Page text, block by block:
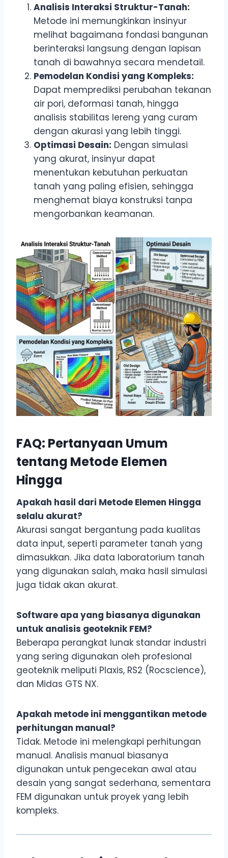
Analisis Interaksi Struktur-Tanah:
Metode ini memungkinkan insinyur
melihat bagaimana fondasi bangunan
berinteraksi langsung dengan lapisan
tanah di bawahnya secara mendetail.
Pemodelan Kondisi yang Kompleks:
Dapat memprediksi perubahan tekanan
air pori, deformasi tanah, hingga
analisis stabilitas lereng yang curam
dengan akurasi yang lebih tinggi.
Optimasi Desain: Dengan simulasi
yang akurat, insinyur dapat
menentukan kebutuhan perkuatan
tanah yang paling efisien, sehingga
menghemat biaya konstruksi tanpa
mengorbankan keamanan.
FAQ: Pertanyaan Umum
tentang Metode Elemen
Hingga
Apakah hasil dari Metode Elemen Hingga
selalu akurat?
Akurasi sangat bergantung pada kualitas
data input, seperti parameter tanah yang
dimasukkan. Jika data laboratorium tanah
yang digunakan salah, maka hasil simulasi
juga tidak akan akurat.
Software apa yang biasanya digunakan
untuk analisis geoteknik FEM?
Beberapa perangkat lunak standar industri
yang sering digunakan oleh profesional
geoteknik meliputi Plaxis, RS2 (Rocscience),
dan Midas GTS NX.
Apakah metode ini menggantikan metode
perhitungan manual?
Tidak. Metode ini melengkapi perhitungan
manual. Analisis manual biasanya
digunakan untuk pengecekan awal atau
desain yang sangat sederhana, sementara
FEM digunakan untuk proyek yang lebih
kompleks.